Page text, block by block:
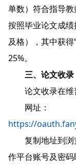
单数）符合指导
按照毕业论文成
及格），其中获
25%。
三、论文收录
论文收录在维
网址：
https://
复制地址到
作平台账号及密码